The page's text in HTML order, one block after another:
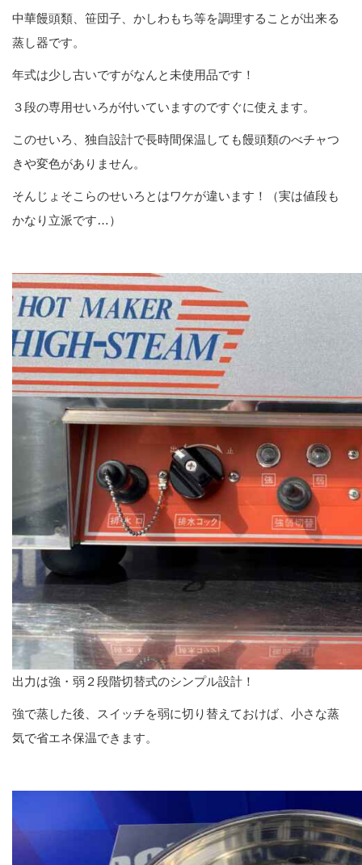
中華饅頭類、笹団子、かしわもち等を調理することが出来る
蒸し器です。
年式は少し古いですがなんと未使用品です！
３段の専用せいろが付いていますのですぐに使えます。
このせいろ、独自設計で長時間保温しても饅頭類のべチャつ
きや変色がありません。
そんじょそこらのせいろとはワケが違います！（実は値段も
かなり立派です…）
出力は強・弱２段階切替式のシンプル設計！
強で蒸した後、スイッチを弱に切り替えておけば、小さな蒸
気で省エネ保温できます。